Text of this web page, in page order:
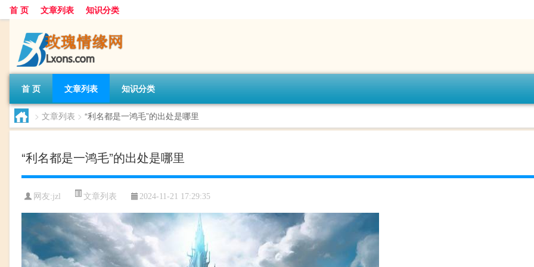
首 页 文章列表 知识分类
首 页 文章列表 知识分类
> 文章列表 > “利名都是一鸿毛”的出处是哪里
“利名都是一鸿毛”的出处是哪里
网友:jzl 文章列表 2024-11-21 17:29:35